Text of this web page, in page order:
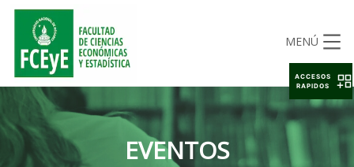
MENÚ
EVENTOS
ACCESOS
RAPIDOS